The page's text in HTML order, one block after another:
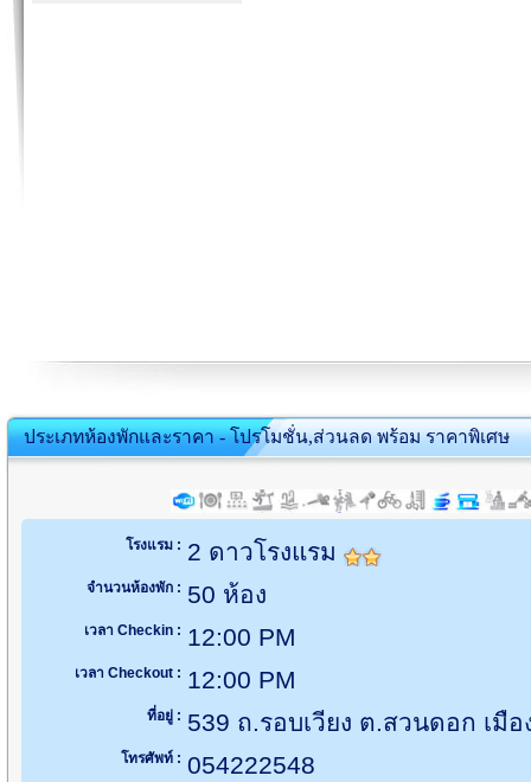
ประเภทห้องพักและราคา - โปรโมชั่น,ส่วนลด พร้อม ราคาพิเศษ
โรงแรม : 2 ดาวโรงแรม
จำนวนห้องพัก : 50 ห้อง
เวลา Checkin : 12:00 PM
เวลา Checkout : 12:00 PM
ที่อยู่ : 539 ถ.รอบเวียง ต.สวนดอก เมื
โทรศัพท์ : 054222548